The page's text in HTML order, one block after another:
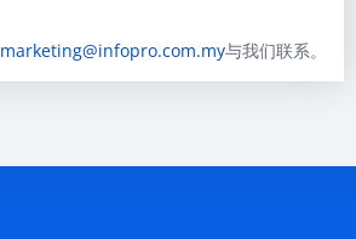
marketing@infopro.com.my与我们联系。